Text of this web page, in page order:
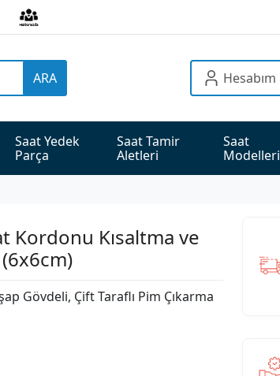
ARA Hesabım
Saat Yedek
Parça
Saat Tamir
Aletleri
Saat
Modelleri
Kordonu Kısaltma ve
Gövdeli, Çift Taraflı Pim Çıkarma